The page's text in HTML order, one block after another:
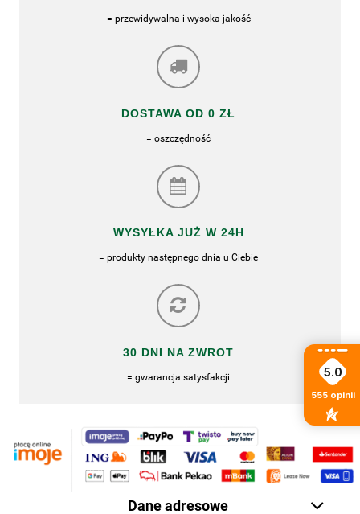
= przewidywalna i wysoka jakość
DOSTAWA OD 0 ZŁ
= oszczędność
WYSYŁKA JUŻ W 24H
= produkty następnego dnia u Ciebie
30 DNI NA ZWROT
= gwarancja satysfakcji
Dane adresowe
5.0
555 opinii